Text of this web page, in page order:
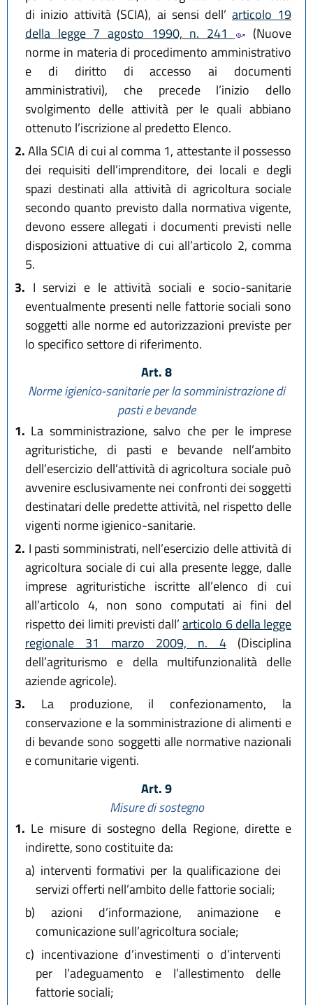
di inizio attività (SCIA), ai sensi dell’ articolo 19
della legge 7 agosto 1990, n. 241
(Nuove
norme in materia di procedimento amministrativo
e di diritto di accesso ai documenti
amministrativi), che precede l’inizio dello
svolgimento delle attività per le quali abbiano
ottenuto l’iscrizione al predetto Elenco.
2.Alla SCIA di cui al comma 1, attestante il possesso
dei requisiti dell’imprenditore, dei locali e degli
spazi destinati alla attività di agricoltura sociale
secondo quanto previsto dalla normativa vigente,
devono essere allegati i documenti previsti nelle
disposizioni attuative di cui all’articolo 2, comma
5.
3. I servizi e le attività sociali e socio-sanitarie
eventualmente presenti nelle fattorie sociali sono
soggetti alle norme ed autorizzazioni previste per
lo specifico settore di riferimento.
Art. 8
Norme igienico-sanitarie per la somministrazione di
pasti e bevande
1. La somministrazione, salvo che per le imprese
agrituristiche, di pasti e bevande nell’ambito
dell’esercizio dell’attività di agricoltura sociale può
avvenire esclusivamente nei confronti dei soggetti
destinatari delle predette attività, nel rispetto delle
vigenti norme igienico-sanitarie.
2. I pasti somministrati, nell’esercizio delle attività di
agricoltura sociale di cui alla presente legge, dalle
imprese agrituristiche iscritte all’elenco di cui
all’articolo 4, non sono computati ai fini del
rispetto dei limiti previsti dall’articolo 6 della legge
regionale 31 marzo 2009, n. 4(Disciplina
dell’agriturismo e della multifunzionalità delle
aziende agricole).
3. La produzione, il confezionamento, la
conservazione e la somministrazione di alimenti e
di bevande sono soggetti alle normative nazionali
e comunitarie vigenti.
Art. 9
Misure di sostegno
1. Le misure di sostegno della Regione, dirette e
indirette, sono costituite da:
a) interventi formativi per la qualificazione dei
servizi offerti nell’ambito delle fattorie sociali;
b) azioni d’informazione, animazione e
comunicazione sull’agricoltura sociale;
c) incentivazione d’investimenti o d’interventi
per l’adeguamento e l’allestimento delle
fattorie sociali;